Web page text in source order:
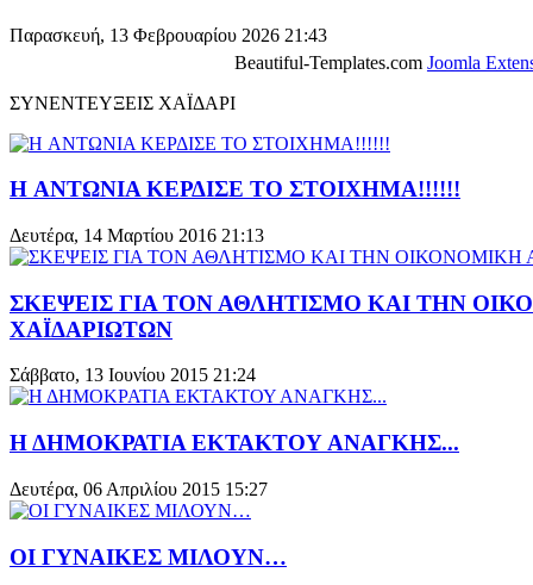
Παρασκευή, 13 Φεβρουαρίου 2026 21:43
Beautiful-Templates.com Joomla
ΣΥΝΕΝΤΕΥΞΕΙΣ ΧΑΪΔΑΡΙ
H ΑΝΤΩΝΙΑ ΚΕΡΔΙΣΕ ΤΟ ΣΤΟΙΧΗΜΑ!!!!!!
Δευτέρα, 14 Μαρτίου 2016 21:13
ΣΚΕΨΕΙΣ ΓΙΑ ΤΟΝ ΑΘΛΗΤΙΣΜΟ ΚΑΙ ΤΗΝ
ΧΑΪΔΑΡΙΩΤΩΝ
Σάββατο, 13 Ιουνίου 2015 21:24
Η ΔΗΜΟΚΡΑΤΙΑ ΕΚΤΑΚΤΟΥ ΑΝΑΓΚΗΣ...
Δευτέρα, 06 Απριλίου 2015 15:27
ΟΙ ΓΥΝΑΙΚΕΣ ΜΙΛΟΥΝ…